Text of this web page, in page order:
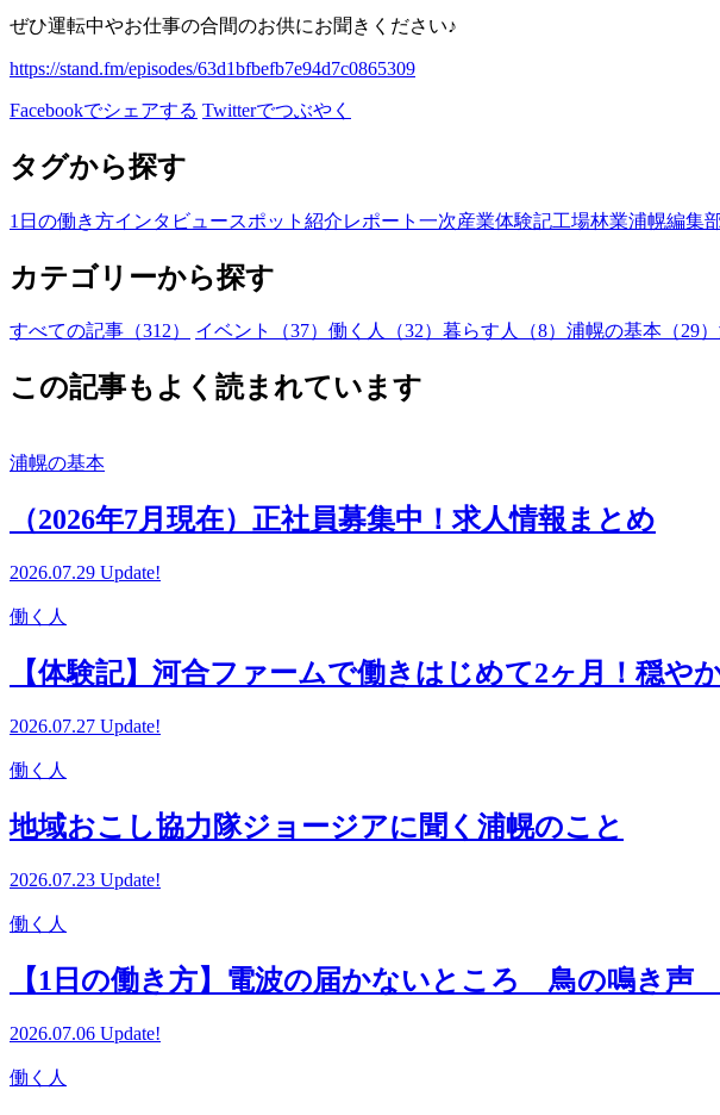
ぜひ運転中やお仕事の合間のお供にお聞きください♪
https://stand.fm/episodes/63d1bfbefb7e94d7c0865309
Facebookでシェアする Twitterでつぶやく
タグから探す
1日の働き方インタビュースポット紹介レポート 一次産業体験記工場林業浦幌編集
カテゴリーから探す
すべての記事（312） イベント（37） 働く人（32） 暮らす人（8） 浦幌の基本（29）
この記事もよく読まれています
浦幌の基本
（2026年7月現在）正社員募集中！求人情報まとめ
2026.07.29 Update!
働く人
【体験記】河合ファームで働きはじめて2ヶ月！穏や
2026.07.27 Update!
働く人
地域おこし協力隊ジョージアに聞く浦幌のこと
2026.07.23 Update!
働く人
【1日の働き方】電波の届かないところ 鳥の鳴き声
2026.07.06 Update!
働く人